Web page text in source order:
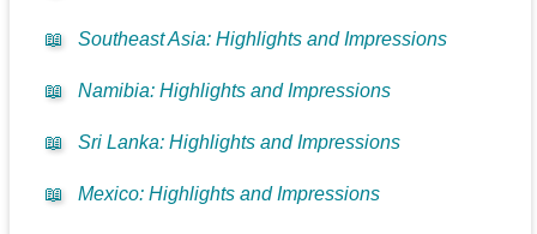
📖 Southeast Asia: Highlights and Impressions
📖 Namibia: Highlights and Impressions
📖 Sri Lanka: Highlights and Impressions
📖 Mexico: Highlights and Impressions